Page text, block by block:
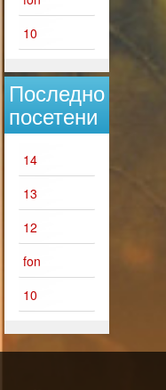
10
Последно
посетени
14
13
12
fon
10